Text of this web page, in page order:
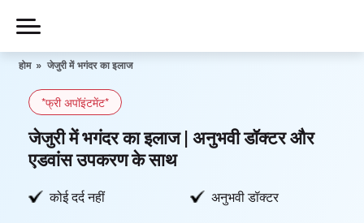
content
Piles
हमारे बारे में
हमसे संपर्क करें
होम » जेजुरी में भगंदर का इलाज
*फ्री अपॉइंटमेंट*
जेजुरी में भगंदर का इलाज | अनुभवी डॉक्टर और
एडवांस उपकरण के साथ
कोई दर्द नहीं अनुभवी डॉक्टर